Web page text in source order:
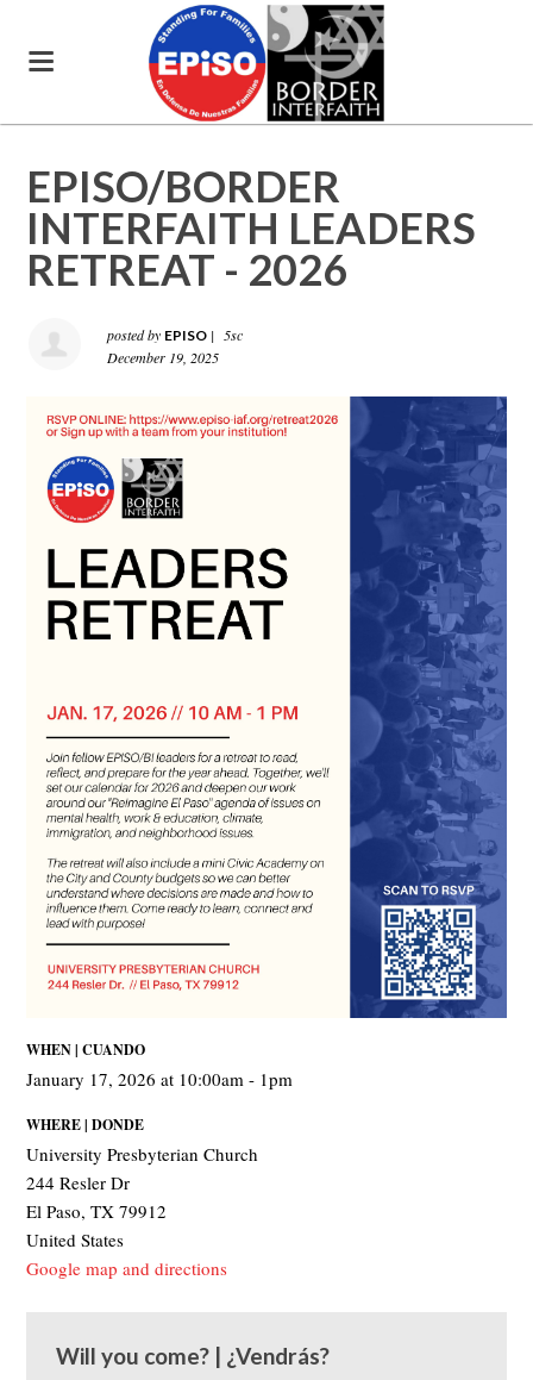
EPISO/BORDER
INTERFAITH LEADERS
RETREAT - 2026
posted by EPISO |
5sc
December 19, 2025
WHEN | CUANDO
January 17, 2026 at 10:00am - 1pm
WHERE | DONDE
University Presbyterian Church
244 Resler Dr
El Paso, TX 79912
United States
Google map and directions
Will you come? | ¿Vendrás?